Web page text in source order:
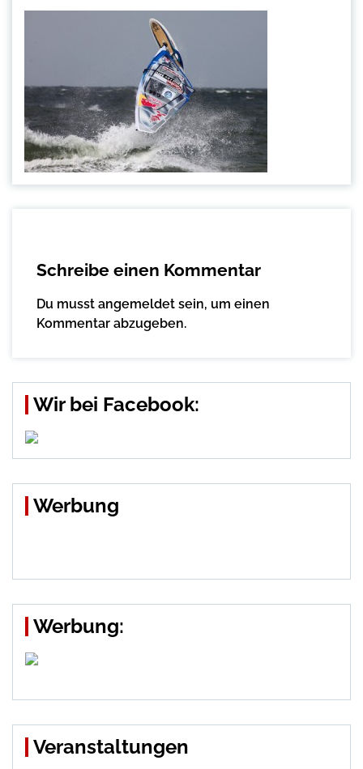
Schreibe einen Kommentar
Du musst angemeldet sein, um einen
Kommentar abzugeben.
Wir bei Facebook:
Werbung
Werbung:
Veranstaltungen